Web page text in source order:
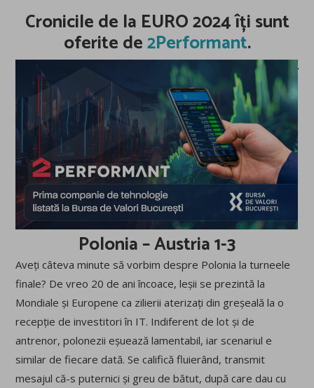
Cronicile de la EURO 2024 îți sunt
oferite de2Performant.
Polonia – Austria 1-3
Aveți câteva minute să vorbim despre Polonia la turneele
finale? De vreo 20 de ani încoace, leșii se prezintă la
Mondiale și Europene ca zilierii aterizați din greșeală la o
recepție de investitori în IT. Indiferent de lot și de
antrenor, polonezii eșuează lamentabil, iar scenariul e
similar de fiecare dată. Se califică fluierând, transmit
mesajul că-s puternici și greu de bătut, după care dau cu